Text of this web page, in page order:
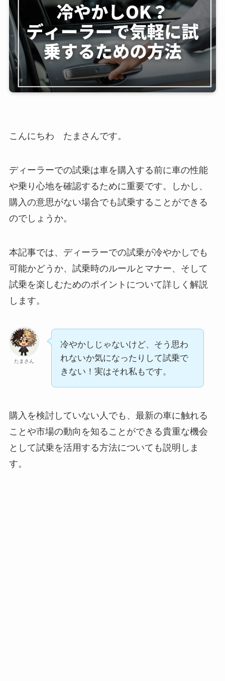
こんにちわ たまさんです。
ディーラーでの試乗は車を購入する前に車の性能
や乗り心地を確認するために重要です。しかし、
購入の意思がない場合でも試乗することができる
のでしょうか。
本記事では、ディーラーでの試乗が冷やかしでも
可能かどうか、試乗時のルールとマナー、そして
試乗を楽しむためのポイントについて詳しく解説
します。
たまさん
冷やかしじゃないけど、そう思わ
れないか気になったりして試乗で
きない！実はそれ私もです。
購入を検討していない人でも、最新の車に触れる
ことや市場の動向を知ることができる貴重な機会
として試乗を活用する方法についても説明しま
す。